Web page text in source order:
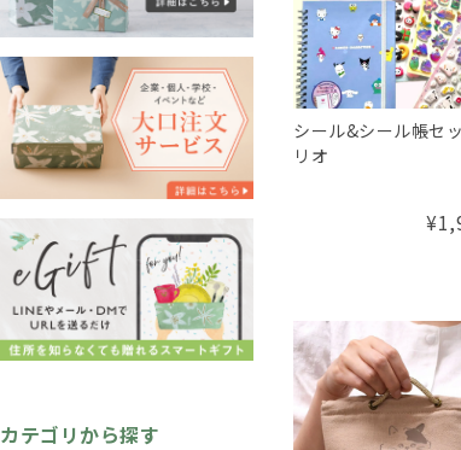
カテゴリから探す
シール&シール帳セ
リオ
¥